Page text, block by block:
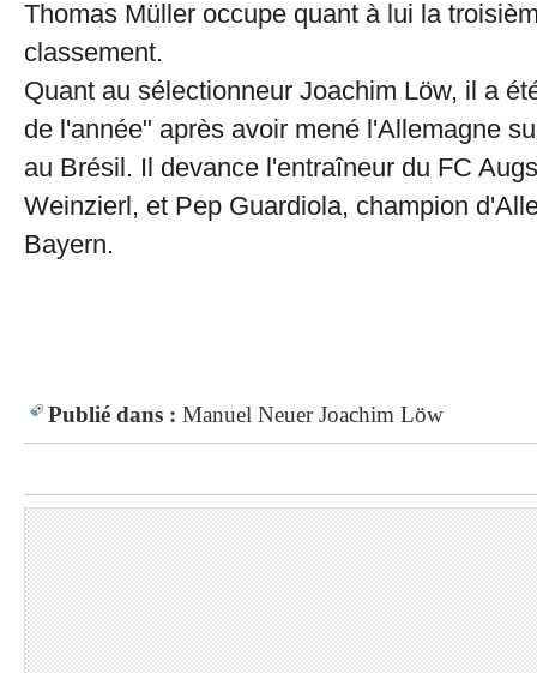
Thomas Müller occupe quant à lui la
classement.
Quant au sélectionneur Joachim Löw, il a
de l'année" après avoir mené l'Allemagne
au Brésil. Il devance l'entraîneur du FC
Weinzierl, et Pep Guardiola, champion
Bayern.
Publié dans : Manuel Neuer Joachim Löw